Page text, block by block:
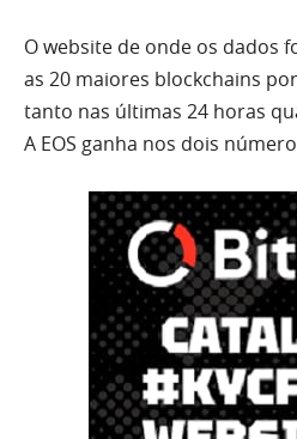
O website de onde os dados
as 20 maiores blockchains
tanto nas últimas 24 horas
A EOS ganha nos dois